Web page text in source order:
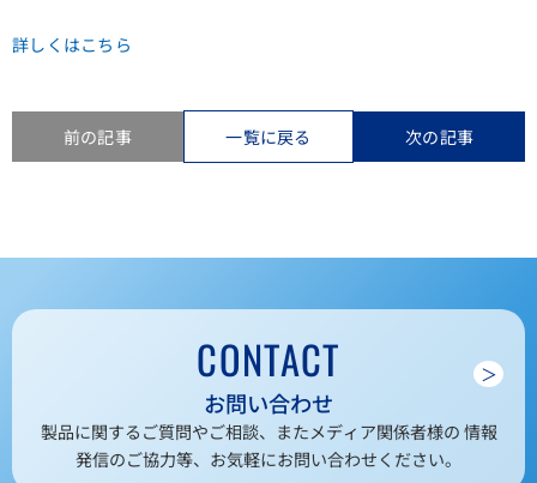
詳しくはこちら
前の記事 一覧に戻る 次の記事
CONTACT
お問い合わせ
＞
製品に関するご質問やご相談、またメディア関係者様の 情報
発信のご協力等、お気軽にお問い合わせください。